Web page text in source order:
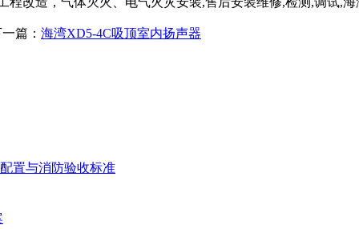
篇： 海湾XD5-4C吸顶室内扬声器
置与消防验收标准